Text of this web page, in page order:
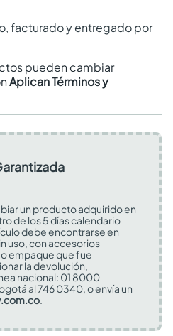
facturado y entregado por
pueden cambiar
Aplican Términos y
un producto adquirido en
de los 5 días calendario
debe encontrarse en
uso, con accesorios
empaque que fue
la devolución,
nacional: 01 8000
al 746 0340, o envía un
.